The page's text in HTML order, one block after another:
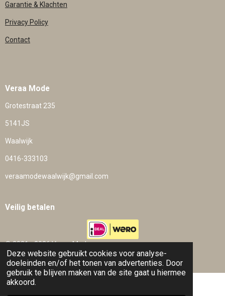
Deze website gebruikt cookies voor analyse-
doeleinden en/of het tonen van advertenties. Door
gebruik te blijven maken van de site gaat u hiermee
akkoord.
Garantie & Klachten
Privacy Policy
Contact
Veraa Mode
Grotestraat 235
5141JS
Waalwijk
0416-333103
veraamodewaalwijk@gmail.com
Veilig betalen
© 2021 - 2026 Veraa Mode
Powered byJouwWeb